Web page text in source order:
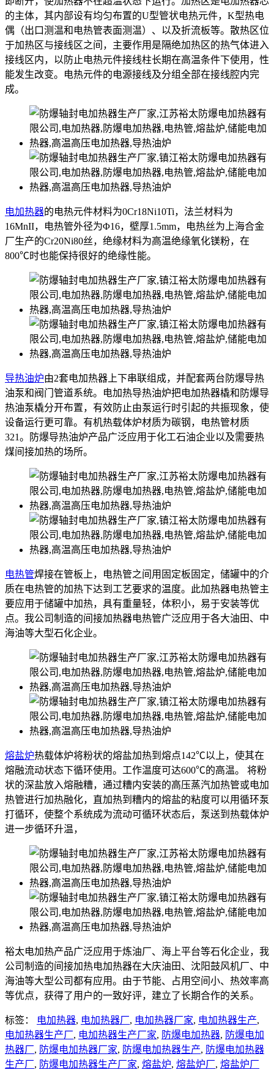
的主体，其内部设有均匀布置的U型管状电热元件，K型热电
偶（出口测温和电热管表面测温）、以及折流板等。散热区位
于加热区与接线区之间，主要作用是隔绝加热区的热气体进入
接线区内，以防止电热元件接线柱长期在高温条件下使用，性
能发生改变。电热元件的电源接线及分组全部在接线腔内完
成。
电加热器的电热元件材料为0Cr18Ni10Ti，法兰材料为
16MnII，电热管外径为Φ16，壁厚1.5mm，电热丝为上海合金
厂生产的Cr20Ni80丝，绝缘材料为高温绝缘氧化镁粉，在
800℃时也能保持很好的绝缘性能。
导热油炉由2套电加热器上下串联组成，并配套两台防爆导热
油泵和阀门管道系统。电加热导热油炉把电加热器橇和防爆导
热油泵橇分开布置，有效防止由泵运行时引起的共振现象，使
设备运行更可靠。有机热载体炉材质为碳钢，电热管材质
321。防爆导热油炉产品广泛应用于化工石油企业以及需要热
煤间接加热的场所。
电热管焊接在管板上，电热管之间用固定板固定，储罐中的介
质在电热管的加热下达到工艺要求的温度。此加热器电热管主
要应用于储罐中加热，具有重量轻，体积小，易于安装等优
点。我公司制造的间接加热器电热管广泛应用于各大油田、中
海油等大型石化企业。
熔盐炉热载体炉将粉状的熔盐加热到熔点142℃以上，使其在
熔融流动状态下循环使用。工作温度可达600℃的高温。 将粉
状的深盐放入熔融糟，通过糟内安装的高压蒸汽加热管或电加
热管进行加热融化，直加热到糟内的熔盐的粘度可以用循环泵
打循环，使整个系统成为流动可循环状态后，泵送到热载体炉
进一步循环升温，
裕太电加热产品广泛应用于炼油厂、海上平台等石化企业，我
公司制造的间接加热电加热器在大庆油田、沈阳鼓风机厂、中
海油等大型公司都有应用。由于节能、占用空间小、热效率高
等优点，获得了用户的一致好评，建立了长期合作的关系。
标签： 电加热器, 电加热器厂, 电加热器厂家, 电加热器生产,
电加热器生产厂, 电加热器生产厂家, 防爆电加热器, 防爆电加
热器厂, 防爆电加热器厂家, 防爆电加热器生产, 防爆电加热器
生产厂, 防爆电加热器生产厂家, 熔盐炉, 熔盐炉厂, 熔盐炉厂